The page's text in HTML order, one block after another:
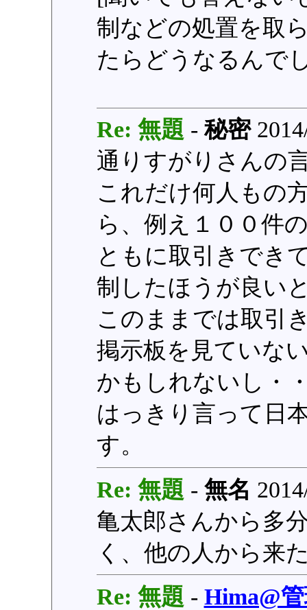
制などの処置を取
たらどうなるんで
Re: 無題 -秘密
通りすがりさんの
これだけ何人もの
ら、例え１００件
ともに取引きでき
制したほうが良い
このままでは取引
掲示板を見ていな
かもしれないし・
はっきり言って日
す。
Re: 無題 - 無名
亀太郎さんから多
く、他の人から来
Re: 無題 - Hima@